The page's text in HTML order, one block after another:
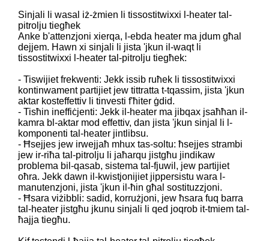
Sinjali li wasal iż-żmien li tissostitwixxi l-heater tal-
pitrolju tiegħek
Anke b'attenzjoni xierqa, l-ebda heater ma jdum għal
dejjem. Hawn xi sinjali li jista 'jkun il-waqt li
tissostitwixxi l-heater tal-pitrolju tiegħek:
- Tiswijiet frekwenti: Jekk issib ruħek li tissostitwixxi
kontinwament partijiet jew tittratta t-tqassim, jista 'jkun
aktar kosteffettiv li tinvesti f'ħiter ġdid.
- Tisħin ineffiċjenti: Jekk il-heater ma jibqax jsaħħan il-
kamra bl-aktar mod effettiv, dan jista 'jkun sinjal li l-
komponenti tal-heater jintlibsu.
- Ħsejjes jew irwejjaħ mhux tas-soltu: ħsejjes strambi
jew ir-riħa tal-pitrolju li jaħarqu jistgħu jindikaw
problema bil-qasab, sistema tal-fjuwil, jew partijiet
oħra. Jekk dawn il-kwistjonijiet jippersistu wara l-
manutenzjoni, jista 'jkun il-ħin għal sostituzzjoni.
- Ħsara viżibbli: sadid, korrużjoni, jew ħsara fuq barra
tal-heater jistgħu jkunu sinjali li qed joqrob it-tmiem tal-
ħajja tiegħu.